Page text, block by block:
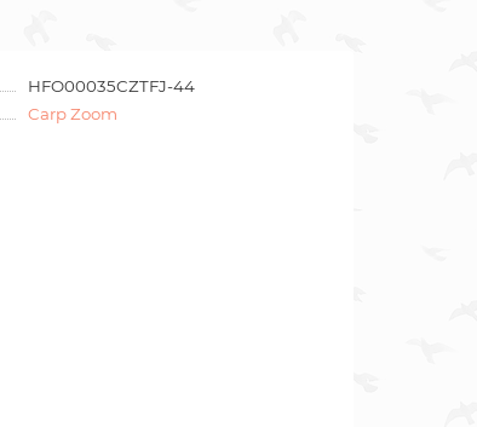
HFO00035CZTFJ-44
Carp Zoom